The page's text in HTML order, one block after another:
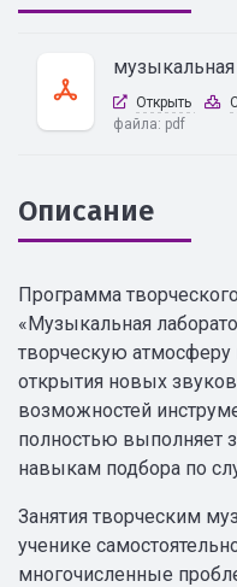
Открыть
файла: pdf
Описание
Программа
«Музыкальная
творческую
открытия новых
возможностей
полностью выполняет
навыкам подбора по
Занятия творческим
ученике
многочисленные